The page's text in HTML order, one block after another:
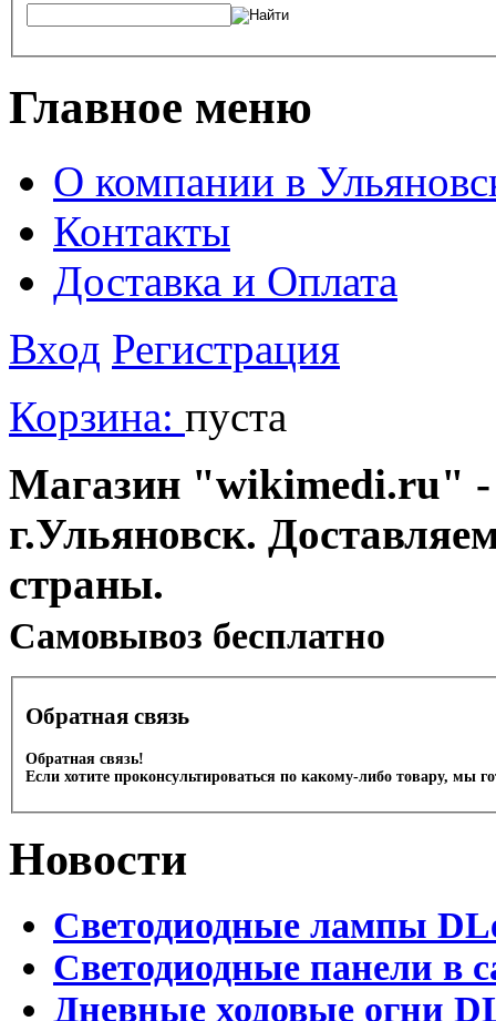
Главное меню
О компании в
Контакты
Доставка и Оплата
Вход Регистрация
Корзина: пуста
Магазин "wikimedi.ru" -
г.Ульяновск.
страны.
Cамовывоз бесплатно
Обратная связь
Обратная связь!
Если хотите проконсультироваться по какому-либо товару, мы
Новости
Светодиодные лампы
Светодиодные панели в
Дневные ходовые огни